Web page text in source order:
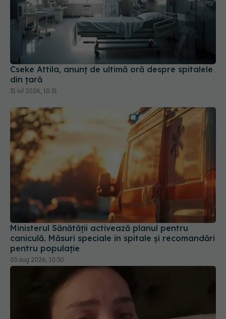
Cseke Attila, anunț de ultimă oră despre spitalele
din țară
31 iul 2026, 10:31
Ministerul Sănătății activează planul pentru
caniculă. Măsuri speciale în spitale și recomandări
pentru populație
03 aug 2026, 10:30